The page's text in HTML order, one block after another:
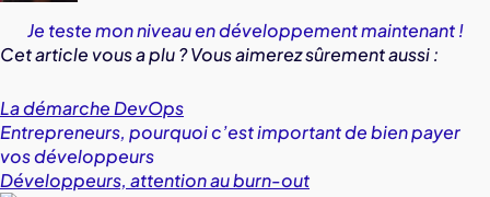
Je teste mon niveau en développement maintenant !
Cet article vous a plu ? Vous aimerez sûrement aussi :
La démarche DevOps
Entrepreneurs, pourquoi c’est important de bien payer
vos développeurs
Développeurs, attention au burn-out